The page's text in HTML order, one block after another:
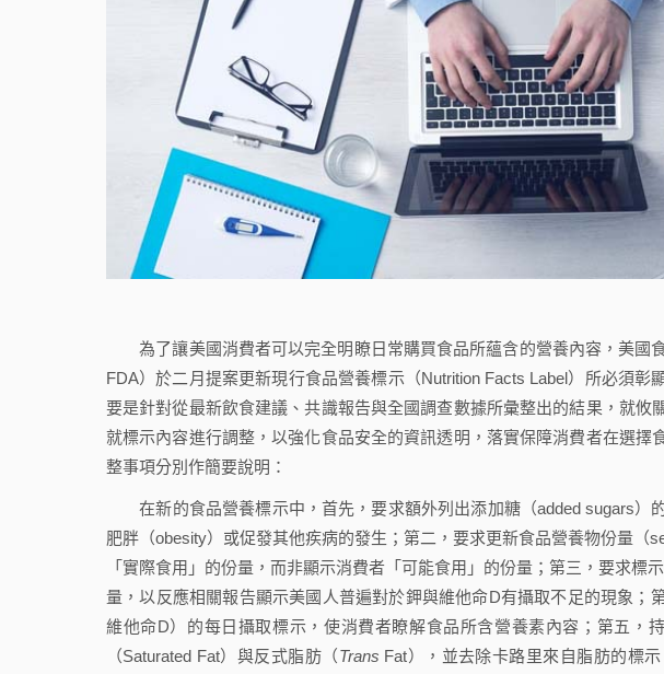
為了讓美國消費者可以完全明瞭日常購買食品所蘊含的營養內容，美國
FDA）於二月提案更新現行食品營養標示（Nutrition Facts Label）所必須彰
要是針對從最新飲食建議、共識報告與全國調查數據所彙整出的結果，就攸
就標示內容進行調整，以強化食品安全的資訊透明，落實保障消費者在選擇
整事項分別作簡要說明：
在新的食品營養標示中，首先，要求額外列出添加糖（added sugars）
肥胖（obesity）或促發其他疾病的發生；第二，要求更新食品營養物份量（
「實際食用」的份量，而非顯示消費者「可能食用」的份量；第三，要求標
量，以反應相關報告顯示美國人普遍對於鉀與維他命D有攝取不足的現象；
維他命D）的每日攝取標示，使消費者瞭解食品所含營養素內容；第五，
（Saturated Fat）與反式脂肪（Trans Fat），並去除卡路里來自脂肪的標